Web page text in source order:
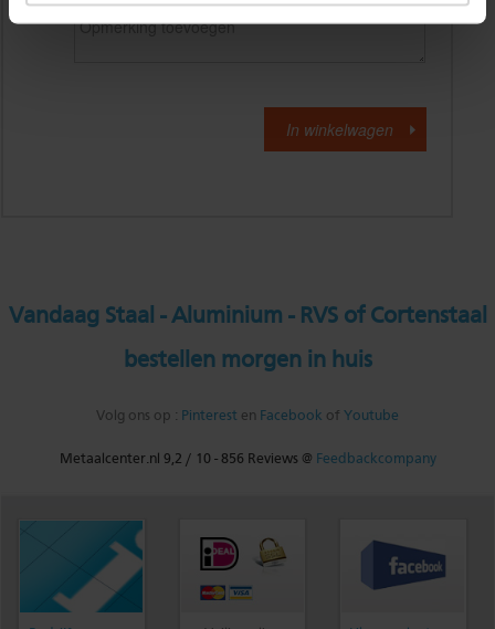
Vandaag Staal - Aluminium - RVS of Cortenstaal
bestellen morgen in huis
Volg ons op : Pinterest en Facebook of Youtube
Metaalcenter.nl 9,2 / 10 -856 Reviews @ Feedbackcompany